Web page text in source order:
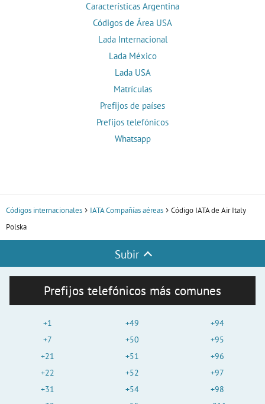
Características Argentina
Códigos de Área USA
Lada Internacional
Lada México
Lada USA
Matrículas
Prefijos de países
Prefijos telefónicos
Whatsapp
Códigos internacionales IATA Compañías aéreas
Código IATA de Air Italy
Polska
Subir
Prefijos telefónicos más comunes
+1
+7
+21
+22
+31
+49
+50
+51
+52
+54
+94
+95
+96
+97
+98